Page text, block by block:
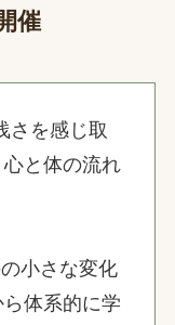
催
さを感じ取
と体の流れ
小さな変化
体系的に学